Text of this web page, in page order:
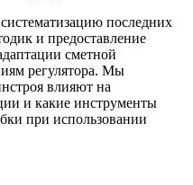
последних
и предоставление
сметной
регулятора. Мы
влияют на
и какие инструменты
при использовании